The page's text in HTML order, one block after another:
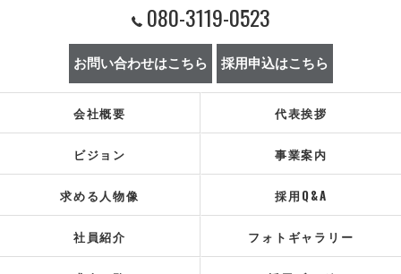
080-3119-0523
お問い合わせはこちら 採用申込はこちら
会社概要 代表挨拶
ビジョン 事業案内
求める人物像 採用Q&A
社員紹介 フォトギャラリー